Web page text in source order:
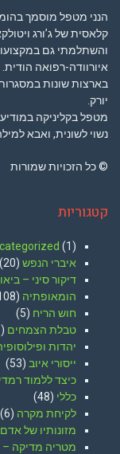
הנני מטפל מוסמך
קלאסית של ג’ורג
והשתלמתי גם
איורוודה-רפואה
בארצות שונות
יורק.
מטפל בקליניקה
נשוי לשונית, ואבא
© כל הזכויות שמורות
קטגוריות
(1)
איברי הנפש (20)
דיקור סיני –
הומאופתיה (108)
חוש הריח (5)
טבלת הצמחים (91)
יהדות
ייסורי איוב (53)
כיצד ללמוד רמדי
כללי (48)
לקיחת מקרה (6)
מזונותיו של
מטריה מדיקה –